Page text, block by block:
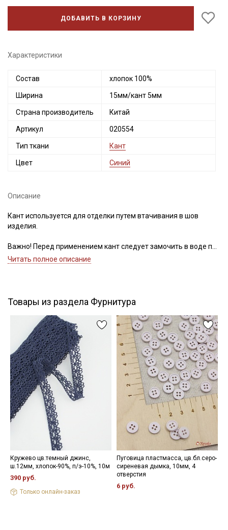
ДОБАВИТЬ В КОРЗИНУ
Характеристики
Состав хлопок 100%
Ширина 15мм/кант 5мм
Страна производитель Китай
Артикул 020554
Тип ткани Кант
Цвет Синий
Описание
Кант используется для отделки путем втачивания в шов
изделия.
Важно! Перед применением кант следует замочить в воде при
30С – 40С для исключения дальнейшей усадки.
Читать полное описание
Товары из раздела Фурнитура
Кружево цв.темный джинс,
ш.12мм, хлопок-90%, п/э-10%, 10м
390 руб.
Только онлайн-заказ
Пуговица пластмасса, цв.бл.серо-
сиреневая дымка, 10мм, 4
отверстия
6 руб.
Секретная рассылка от Купава
Мы публикуем здесь дополнительные
промокоды и скидки до 30% на узкие
категории тканей
Электронная почта
Ознакомлен(а) с
данных
ДаюСогласие на получение рекламных и